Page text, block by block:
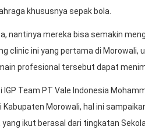
khususnya sepak bola.
nantinya mereka bisa semakin
clinic ini yang pertama di
profesional tersebut dapat
IGP Team PT Vale Indonesia
Kabupaten Morowali, hal ini
ikut berasal dari tingkatan